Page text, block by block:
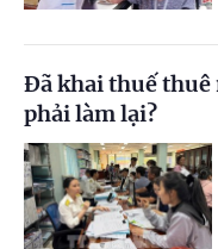
Đã khai thuế thuê
phải làm lại?